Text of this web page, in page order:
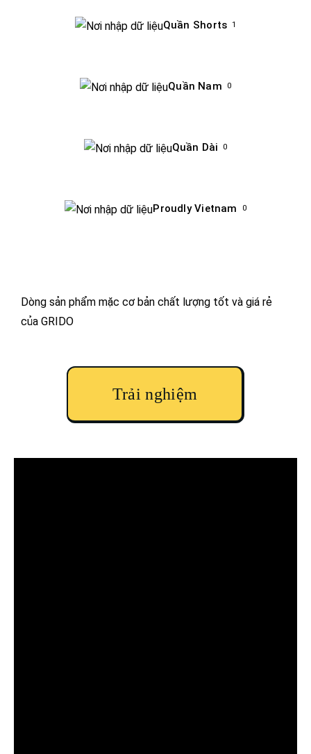
Quần Shorts 1
Quần Nam 0
Quần Dài 0
Proudly Vietnam 0
Dòng sản phẩm mặc cơ bản chất lượng tốt và giá rẻ
của GRIDO
Trải nghiệm